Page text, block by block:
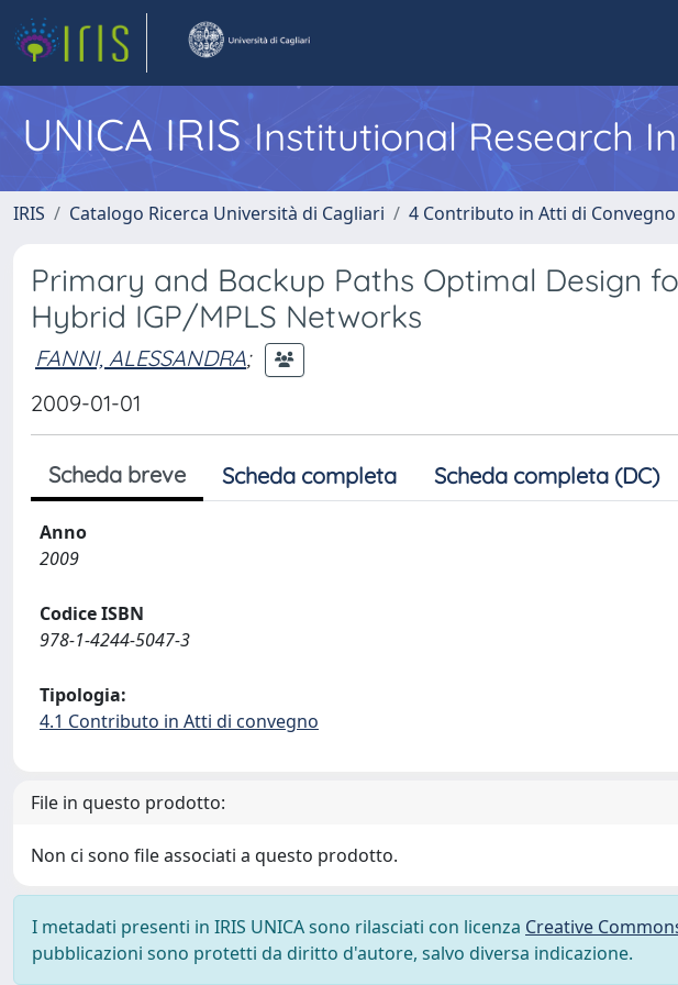
UNICA IRISInstitutional Research
IRIS Catalogo Ricerca Università di Cagliari 4 Contributo in Atti di
Primary and Backup Paths Optimal Design
Hybrid IGP/MPLS Networks
FANNI, ALESSANDRA;
2009-01-01
Scheda breve Scheda completa Scheda completa (DC)
Anno
2009
Codice ISBN
978-1-4244-5047-3
Tipologia:
4.1 Contributo in Atti di convegno
File in questo prodotto:
Non ci sono file associati a questo prodotto.
I metadati presenti in IRIS UNICA sono rilasciati con licenza Creative
pubblicazioni sono protetti da diritto d'autore, salvo diversa indicazione.